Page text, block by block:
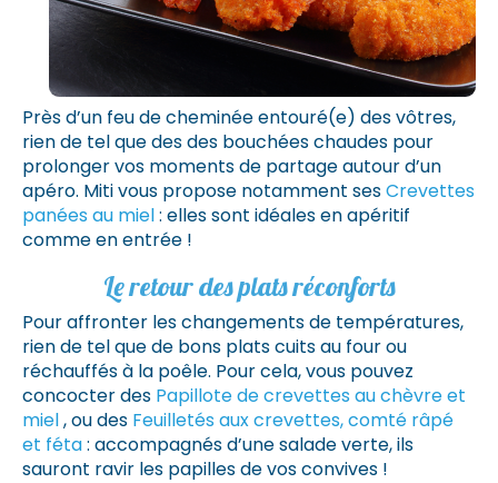
Près d’un feu de cheminée entouré(e) des vôtres,
rien de tel que des des bouchées chaudes pour
prolonger vos moments de partage autour d’un
apéro. Miti vous propose notamment sesCrevettes
panées au miel: elles sont idéales en apéritif
comme en entrée !
Le retour des plats réconforts
Pour affronter les changements de températures,
rien de tel que de bons plats cuits au four ou
réchauffés à la poêle. Pour cela, vous pouvez
concocter des Papillote de crevettes au chèvre et
miel, ou des Feuilletés aux crevettes, comté râpé
et féta: accompagnés d’une salade verte, ils
sauront ravir les papilles de vos convives !